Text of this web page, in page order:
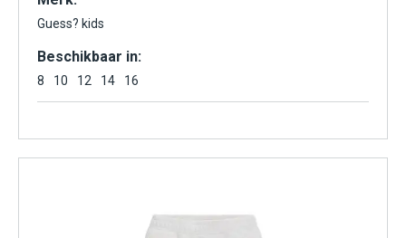
Guess? kids
Beschikbaar in:
8 10 12 14 16